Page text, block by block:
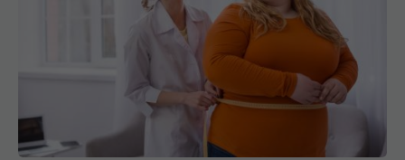
Potrivit unui studiu, până în 2050 jumătate dintre
adulți vor fi supraponderali sau obezi: Un eșec
social monumental